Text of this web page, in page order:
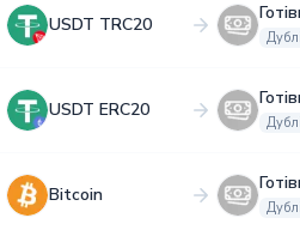
USDT TRC20
USDT ERC20
Bitcoin